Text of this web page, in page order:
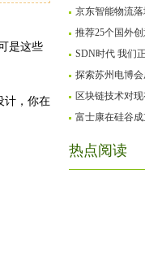
是这些
计，你在
京东智能物流
推荐25个国外
SDN时代 我们
探索苏州电博
区块链技术对
富士康在硅谷
热点阅读